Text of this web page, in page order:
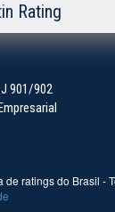
Rating
901/902
ratings do Brasil -